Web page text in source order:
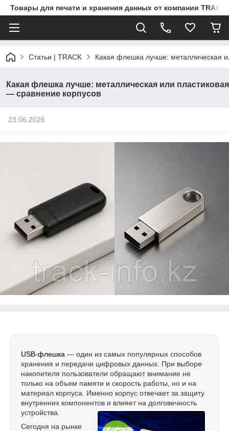
Товары для печати и хранения данных от компании TRACK
Статьи | TRACK Какая флешка лучше: металлическая
Какая флешка лучше: металлическая или пластиковая
— сравнение корпусов
23.06.2026
USB-флешка — один из самых популярных способов
хранения и передачи цифровых данных. При выборе
накопителя пользователи обращают внимание не
только на объем памяти и скорость работы, но и на
материал корпуса. Именно корпус отвечает за защиту
внутренних компонентов и влияет на долговечность
устройства.
Сегодня на рынке